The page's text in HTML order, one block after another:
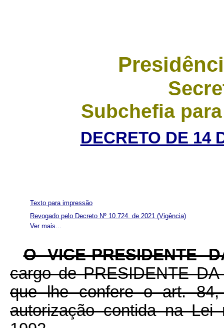
Subchefia
DECRETO DE 14
Ver mais...
Texto para impressão
Revogado pelo Decreto Nº 10.724, de 2021 (Vigência)
O VICE-PRESIDENTE
cargo de PRESIDENTE
que lhe confere o art.
autorização contida na